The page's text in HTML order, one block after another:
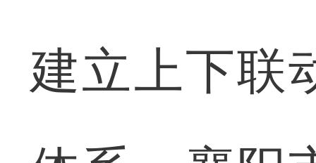
建立上下联